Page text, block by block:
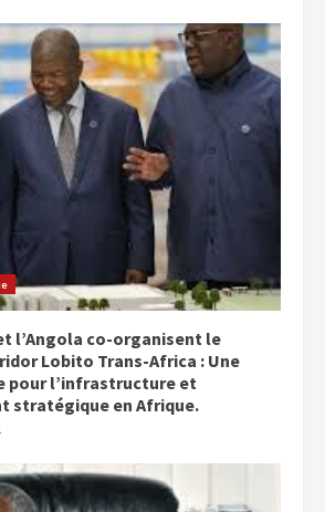
l’Angola co-organisent le
Lobito Trans-Africa : Une
pour l’infrastructure et
stratégique en Afrique.